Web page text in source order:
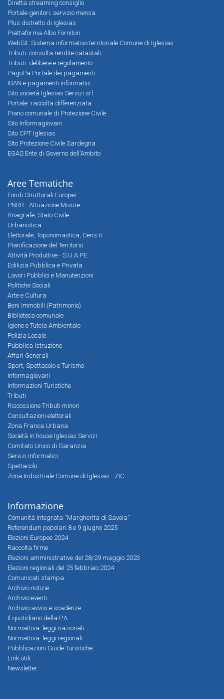
Diretta streaming consiglio
Portale genitori: servizio mensa
Plus distretto di Iglesias
Piattaforma Albo Fornitori
WebSit: Sistema informativo territoriale Comune di Iglesias
Tributi: consulta rendite catastali
Tributi: delibere e regolamento
PagoPa Portale dei pagamenti
IBAN e pagamenti informatici
Sito società Iglesias Servizi srl
Portale: raccolta differenziata
Piano comunale di Protezione Civile
Sito Informagiovani
Sito CPT Iglesias
Sito Protezione Civile Sardegna
EGAS Ente di Governo dell'Ambito
Aree Tematiche
Fondi Strutturali Europei
PNRR - Attuazione Misure
Anagrafe, Stato Civile
Urbanistica
Elettorale, Toponomastica, Cens.ti
Pianificazione del Territorio
Attività Produttive - S.U.A.P.E.
Edilizia Pubblica e Privata
Lavori Pubblici e Manutenzioni
Politiche Sociali
Arte e Cultura
Beni Immobili (Patrimonio)
Biblioteca comunale
Igiene e Tutela Ambientale
Polizia Locale
Pubblica Istruzione
Affari Generali
Sport, Spettacolo e Turismo
Informagiovani
Informazioni Turistiche
Tributi
Riscossione Tributi minori
Consultazioni elettorali
Zona Franca Urbana
Società in house Iglesias Servizi
Comitato Unico di Garanzia
Servizi Informatici
Spettacolo
Zona Industriale Comune di Iglesias - ZIC
Informazione
Comunità Integrata “Margherita di Savoia”
Referendum popolari 8 e 9 giugno 2025
Elezioni Europee 2024
Raccolta firme
Elezioni amministrative del 28/29 maggio 2023
Elezioni regionali del 25 febbraio 2024
Comunicati stampa
Archivio notizie
Archivio eventi
Archivio avvisi e scadenze
Il quotidiano della P.A.
Normattiva: leggi nazionali
Normattiva: leggi regionali
Pubblicazioni Guide Turistiche
Link utili
Newsletter